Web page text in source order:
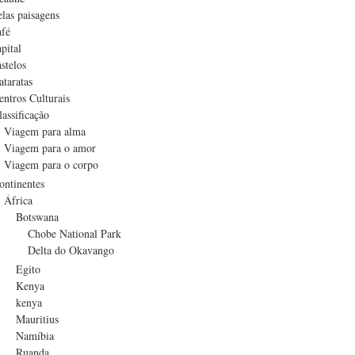
paisagens
Culturais
Viagem para alma
Viagem para o amor
Viagem para o corpo
África
Botswana
Chobe National Park
Delta do Okavango
Egito
Kenya
kenya
Mauritius
Namíbia